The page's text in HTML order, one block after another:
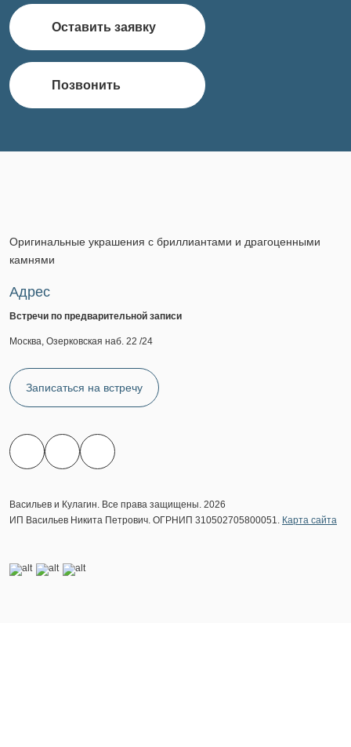
Оставить заявку
Позвонить
Оригинальные украшения с бриллиантами и драгоценными
камнями
Адрес
Встречи по предварительной записи
Москва, Озерковская наб. 22 /24
Записаться на встречу
Васильев и Кулагин. Все права защищены. 2026
ИП Васильев Никита Петрович. ОГРНИП 310502705800051. Карта сайта